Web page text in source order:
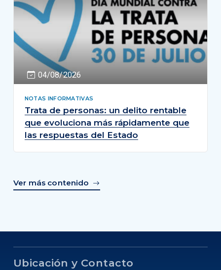
04/08/2026
NOTAS INFORMATIVAS
Trata de personas: un delito rentable
que evoluciona más rápidamente que
las respuestas del Estado
Ver más contenido
Ubicación y Contacto